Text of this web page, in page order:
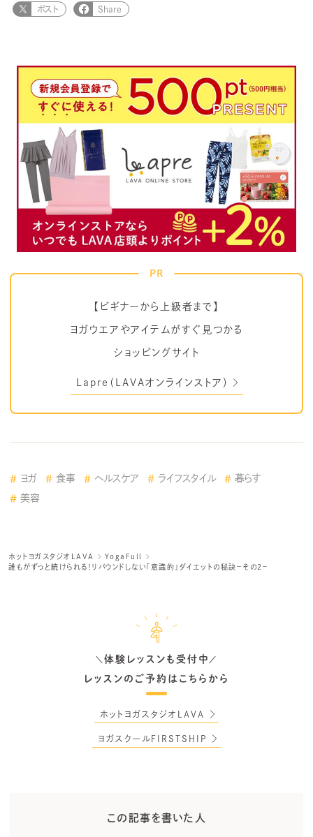
ポスト Share
PR
【ビギナーから上級者まで】
ヨガウエアやアイテムがすぐ見つかる
ショッピングサイト
Lapre（LAVAオンラインストア）
ヨガ 食事 ヘルスケア ライフスタイル
暮らす
美容
ホットヨガスタジオLAVA
YogaFull
誰もがずっと続けられる！リバウンドしない「意識的」ダイエットの秘訣－その２－
＼ 体験レッスンも受付中 ／
レッスンのご予約はこちらから
ホットヨガスタジオLAVA
ヨガスクールFIRSTSHIP
この記事を書いた人